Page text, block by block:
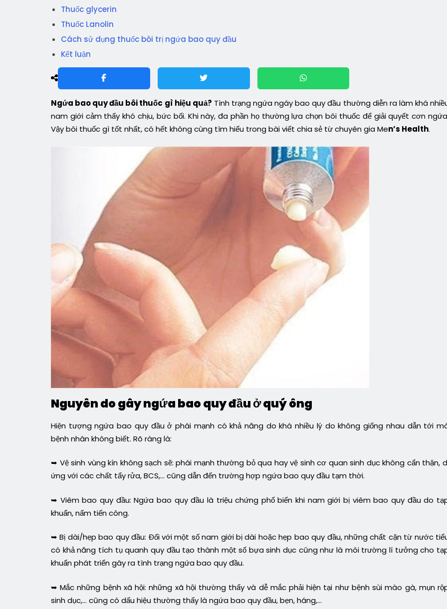
Thuốc glycerin
Thuốc Lanolin
Cách sử dụng thuốc bôi trị ngứa bao quy đầu
Kết luận
Ngứa bao quy đầu bôi thuốc gì hiệu quả? Tình trạng ngứa ngáy bao quy đầu thường diễn ra làm khá
nam giới cảm thấy khó chịu, bức bối. Khi này, đa phần họ thường lựa chọn bôi thuốc để giải quyết cơn
Vậy bôi thuốc gì tốt nhất, có hết không cùng tìm hiểu trong bài viết chia sẻ từ chuyên gia Men’s Health.
Nguyên do gây ngứa bao quy đầu ở quý ông
Hiện tượng ngứa bao quy đầu ở phái mạnh có khả năng do khá nhiều lý do không giống nhau dẫn tới
bệnh nhân không biết. Rõ ràng là:
➥ Vệ sinh vùng kín không sạch sẽ: phái mạnh thường bỏ qua hay vệ sinh cơ quan sinh dục không cẩn thận,
ứng với các chất tẩy rửa, BCS,… cũng dẫn đến trường hợp ngứa bao quy đầu tạm thời.
➥ Viêm bao quy đầu: Ngứa bao quy đầu là triệu chứng phổ biến khi nam giới bị viêm bao quy đầu do
khuẩn, nấm tiến công.
➥ Bị dài/hẹp bao quy đầu: Đối với một số nam giới bị dài hoặc hẹp bao quy đầu, những chất cặn từ nước
có khả năng tích tụ quanh quy đầu tạo thành một số bựa sinh dục cũng như là môi trường lí tưởng cho
khuẩn phát triển gây ra tình trạng ngứa bao quy đầu.
➥ Mắc những bệnh xã hội: những xã hội thường thấy và dễ mắc phải hiện tại như bệnh sùi mào gà, mụn
sinh dục,… cũng có dấu hiệu thường thấy là ngứa bao quy đầu, bẹn, háng,…